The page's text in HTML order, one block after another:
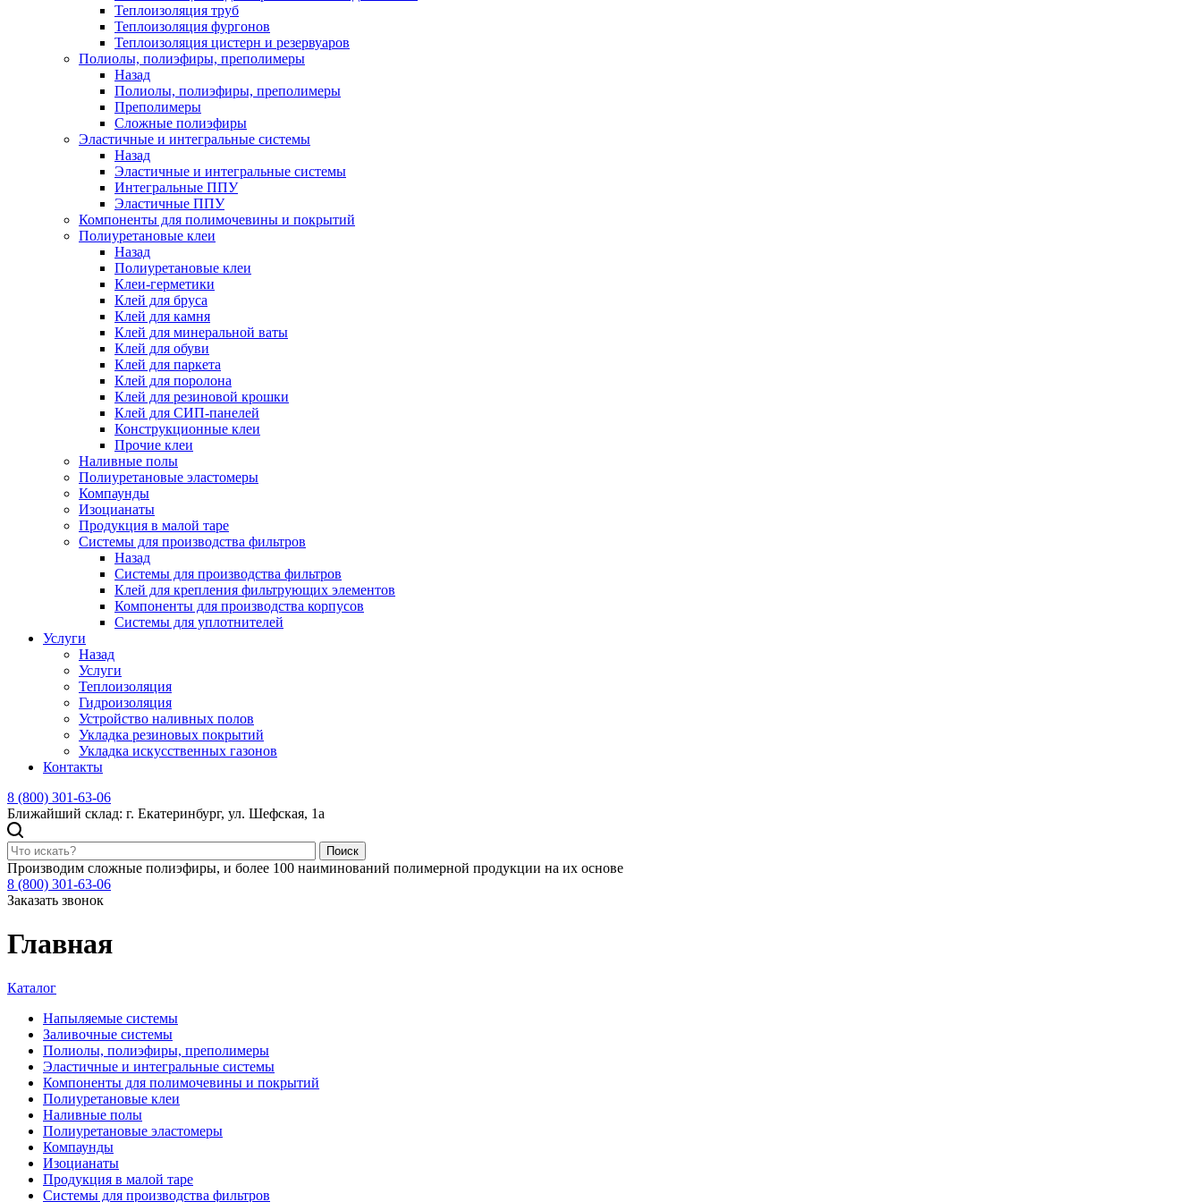
Теплоизоляция труб
Теплоизоляция фургонов
Теплоизоляция цистерн и резервуаров
Полиолы, полиэфиры, преполимеры
Назад
Полиолы, полиэфиры, преполимеры
Преполимеры
Сложные полиэфиры
Эластичные и интегральные системы
Назад
Эластичные и интегральные системы
Интегральные ППУ
Эластичные ППУ
Компоненты для полимочевины и покрытий
Полиуретановые клеи
Назад
Полиуретановые клеи
Клеи-герметики
Клей для бруса
Клей для камня
Клей для минеральной ваты
Клей для обуви
Клей для паркета
Клей для поролона
Клей для резиновой крошки
Клей для СИП-панелей
Конструкционные клеи
Прочие клеи
Наливные полы
Полиуретановые эластомеры
Компаунды
Изоцианаты
Продукция в малой таре
Системы для производства фильтров
Назад
Системы для производства фильтров
Клей для крепления фильтрующих элементов
Компоненты для производства корпусов
Системы для уплотнителей
Услуги
Назад
Услуги
Теплоизоляция
Гидроизоляция
Устройство наливных полов
Укладка резиновых покрытий
Укладка искусственных газонов
Контакты
8 (800) 301-63-06
Ближайший склад: г. Екатеринбург, ул. Шефская, 1а
Поиск
Производим сложные полиэфиры, и более 100 наиминований полимерной продукции на их основе
8 (800) 301-63-06
Заказать звонок
Главная
Каталог
Напыляемые системы
Заливочные системы
Полиолы, полиэфиры, преполимеры
Эластичные и интегральные системы
Компоненты для полимочевины и покрытий
Полиуретановые клеи
Наливные полы
Полиуретановые эластомеры
Компаунды
Изоцианаты
Продукция в малой таре
Системы для производства фильтров